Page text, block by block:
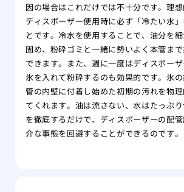
因の場合はこれだけでは不十分です。理想
ディスポーザー使用時に必ず「冷たい水
とです。冷水を使用することで、油分を
固め、粉砕ゴミと一緒に勢いよく本管ま
できます。また、週に一度はディスポー
氷を入れて粉砕するのも効果的です。氷
管の内壁に付着し始めた初期の汚れを物
てくれます。油は流さない、水はたっぷ
を徹底するだけで、ディスポーザーの配
介な事態を回避することができるのです。